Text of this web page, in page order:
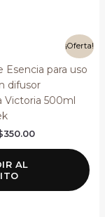
¡Oferta!
Esencia para uso
difusor
Victoria 500ml
350.00
actual
$350.00.
AL